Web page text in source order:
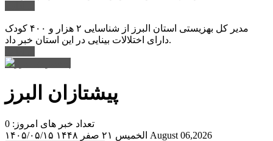
مدیر کل بهزیستی استان البرز از شناسایی ۲ هزار و ۴۰۰ کودک
دارای اختلالات بینایی در این استان خبر داد.
پیشتازان البرز
تعداد خبر های امروز: 0
۱۴۰۵/۰۵/۱۵
الخميس ۲۱ صفر ۱۴۴۸ August 06,2026